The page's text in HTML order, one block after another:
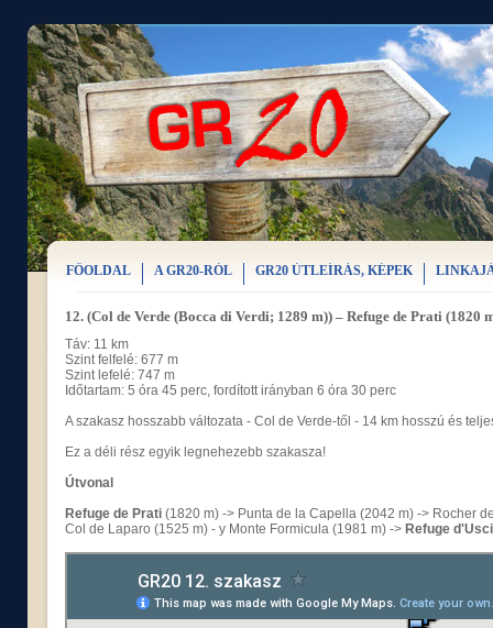
FŐOLDAL A GR20-RÓL GR20 ÚTLEÍRÁS, KÉPEK
12. (Col de Verde (Bocca di Verdi; 1289 m)) – Refuge de Prati (1820
Táv: 11 km
Szint felfelé: 677 m
Szint lefelé: 747 m
Időtartam: 5 óra 45 perc, fordított irányban 6 óra 30 perc
A szakasz hosszabb változata - Col de Verde-től - 14 km hosszú és
Ez a déli rész egyik legnehezebb szakasza!
Útvonal
Refuge de Prati (1820 m) -> Punta de la Capella (2042 m) -> Rocher
Col de Laparo (1525 m) - y Monte Formicula (1981 m) -> Refuge